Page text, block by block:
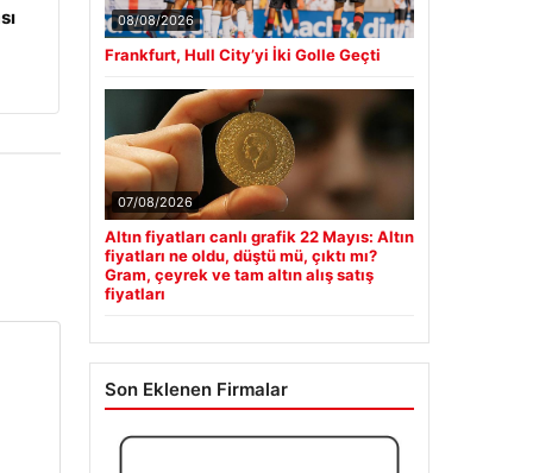
08/08/2026
Frankfurt, Hull City’yi İki Golle Geçti
07/08/2026
Altın fiyatları canlı grafik 22 Mayıs: Altın
fiyatları ne oldu, düştü mü, çıktı mı?
Gram, çeyrek ve tam altın alış satış
fiyatları
Son Eklenen Firmalar